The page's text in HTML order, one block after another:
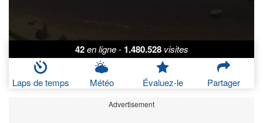
42 en ligne - 1.480.528 visites
Laps de temps Météo Évaluez-le Partager
Advertisement